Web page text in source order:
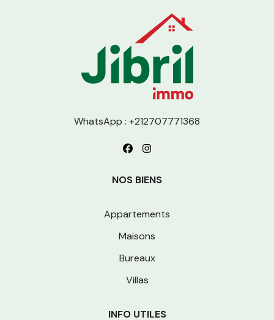
WhatsApp : +212707771368
NOS BIENS
Appartements
Maisons
Bureaux
Villas
INFO UTILES